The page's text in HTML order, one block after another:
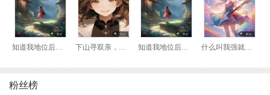
知道我地位后，前妻悔哭了 下山寻双亲，我靠相术断生死！ 知道我地位后，前妻悔哭了 什么叫我强就该死？那我换到妖兽阵营！
粉丝榜